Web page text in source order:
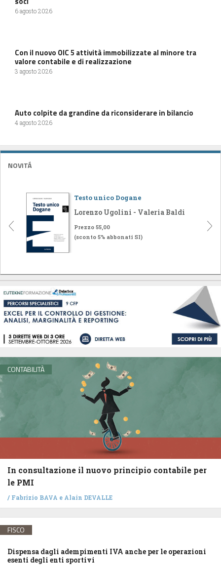
6 agosto 2026
Con il nuovo OIC 5 attività immobilizzate al minore tra
valore contabile e di realizzazione
3 agosto 2026
Auto colpite da grandine da riconsiderare in bilancio
4 agosto 2026
NOVITÁ
Testo unico Dogane
Lorenzo Ugolini - Valeria Baldi
Prezzo 55,00
(sconto 5% abbonati SI)
CONTABILITÀ
In consultazione il nuovo principio contabile per
le PMI
/ Fabrizio BAVA e Alain DEVALLE
FISCO
Dispensa dagli adempimenti IVA anche per le operazioni
esenti degli enti sportivi